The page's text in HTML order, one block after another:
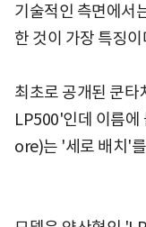
기술적인 측면에서
한 것이 가장 특징이
최초로 공개된 쿤타
LP500'인데 이름
ore)는 '세로 배치'